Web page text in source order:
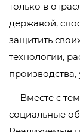
только в
державой,
защитить
технологии,
— Вместе с
социальные